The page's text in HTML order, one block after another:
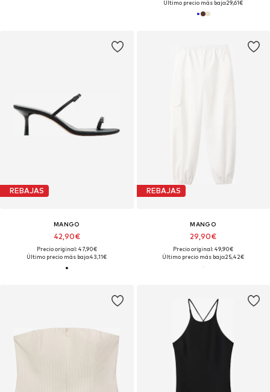
Último precio más bajo:29,61€
REBAJAS
MANGO
42,90€
Precio original: 47,90€
Último precio más bajo:43,11€
REBAJAS
MANGO
29,90€
Precio original: 49,90€
Último precio más bajo:25,42€